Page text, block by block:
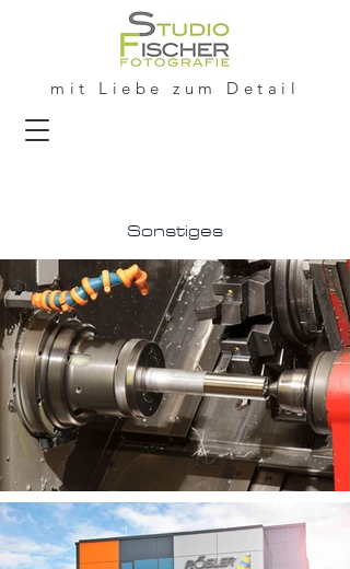
mit Liebe zum Detail
Sonstiges